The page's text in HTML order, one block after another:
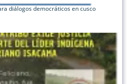
diálogos democráticos en cusco